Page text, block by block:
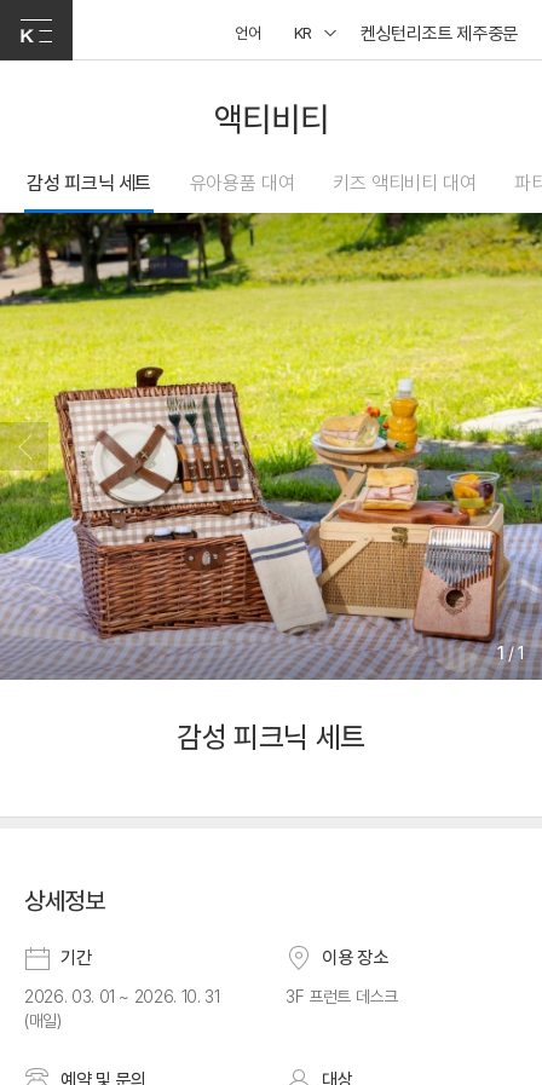
언어 KR 켄싱턴리조트 제주중문
액티비티
감성 피크닉 세트 유아용품 대여 키즈 액티비티 대여 파
1/1
감성 피크닉 세트
상세정보
기간
2026. 03. 01 ~ 2026. 10. 31
(매일)
이용 장소
3F 프런트 데스크
예약 및 문의 대상